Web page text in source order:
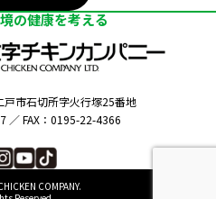
の健康を考える
戸市石切所字火行塚25番地
／FAX：0195-22-4366
COMPANY.